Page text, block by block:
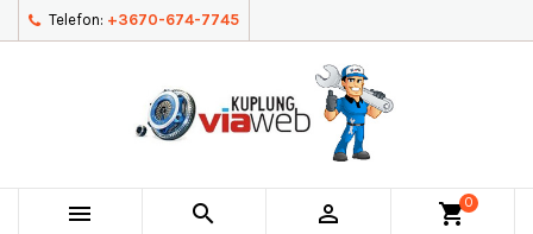
Telefon: +3670-674-7745
   shopping_cart0